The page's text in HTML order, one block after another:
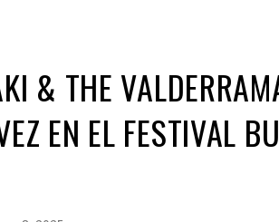
& THE
EN EL FESTIVAL